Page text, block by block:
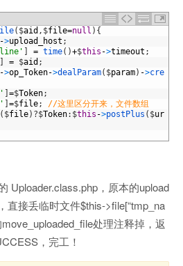
( $aid , $file=null ) {
->upload_host ;
= time( )+$this ->timeout ;
= $aid ;
->op_Token->dealParam( $param) ->cre
=$Token;
=$file;
//这里区分开来，文件数组
( $file) ?$Token: $this ->postPlus ( $ur
Uploader.class.php，原本的upload
直接丢临时文件$this->file[“tmp_na
处理注释掉，返
，完工！